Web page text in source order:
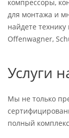
компрессоры,
для монтажа и
найдете
Offenwagner,
Услуги
Мы не только
полный